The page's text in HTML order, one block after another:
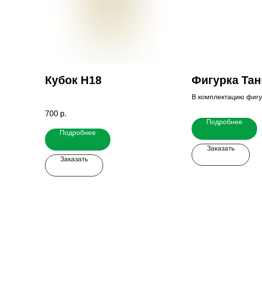
Кубок H18
700 р.
Подробнее
Заказать
Фигурка
В комплектацию
Итоговую стоимость
у наших менеджеров.
Подробнее
Заказать